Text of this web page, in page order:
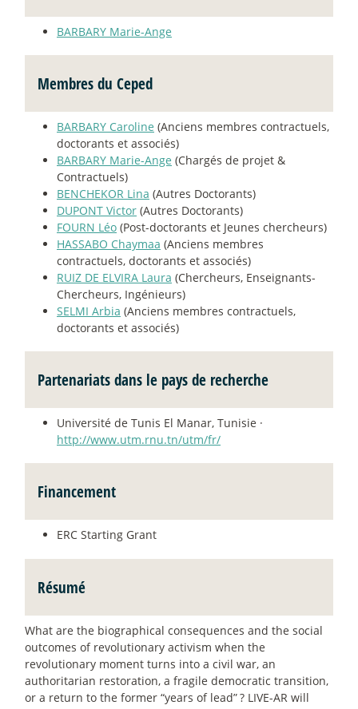
BARBARY Marie-Ange
Membres du Ceped
BARBARY Caroline (Anciens membres contractuels,
doctorants et associés)
BARBARY Marie-Ange (Chargés de projet &
Contractuels)
BENCHEKOR Lina (Autres Doctorants)
DUPONT Victor (Autres Doctorants)
FOURN Léo (Post-doctorants et Jeunes chercheurs)
HASSABO Chaymaa (Anciens membres
contractuels, doctorants et associés)
RUIZ DE ELVIRA Laura (Chercheurs, Enseignants-
Chercheurs, Ingénieurs)
SELMI Arbia (Anciens membres contractuels,
doctorants et associés)
Partenariats dans le pays de recherche
Université de Tunis El Manar, Tunisie ·
http://www.utm.rnu.tn/utm/fr/
Financement
ERC Starting Grant
Résumé
What are the biographical consequences and the social
outcomes of revolutionary activism when the
revolutionary moment turns into a civil war, an
authoritarian restoration, a fragile democratic transition,
or a return to the former “years of lead”? LIVE-AR will